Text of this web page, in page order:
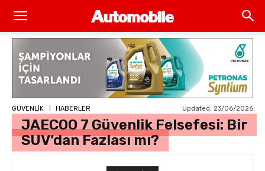
GÜVENLİK HABERLER Updated: 23/06/2026
JAECOO 7 Güvenlik Felsefesi: Bir
SUV’dan Fazlası mı?